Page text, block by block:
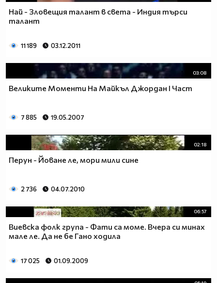
Най - Зловещия талант в света - Индия търси
талант
11 189 03.12.2011
03:08
Великите Моменти На Майкъл Джордан І Част
7 885 19.05.2007
02:18
Перун - Йоване ле, мори мили сине
2 736 04.07.2010
06:57
Виевска фолк група - Фати са моме. Вчера си минах
мале ле. Да не бе Гано ходила
17 025 01.09.2009